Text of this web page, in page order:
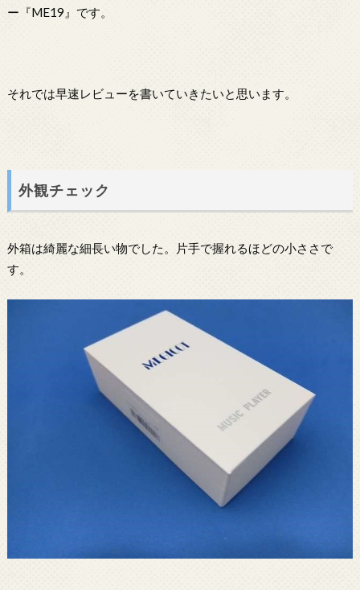
ー『ME19』です。
それでは早速レビューを書いていきたいと思います。
外観チェック
外箱は綺麗な細長い物でした。片手で握れるほどの小ささで
す。